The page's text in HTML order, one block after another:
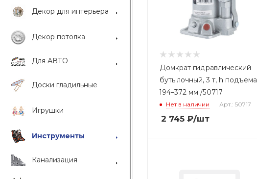
Декор для интерьера
Декор потолка
Для АВТО
Доски гладильные
Игрушки
Инструменты
Канализация
Домкрат гидравлический
бутылочный, 3 т, h подъема
194–372 мм /50717
Нет в наличии Арт.: 50717
2 745 ₽/шт